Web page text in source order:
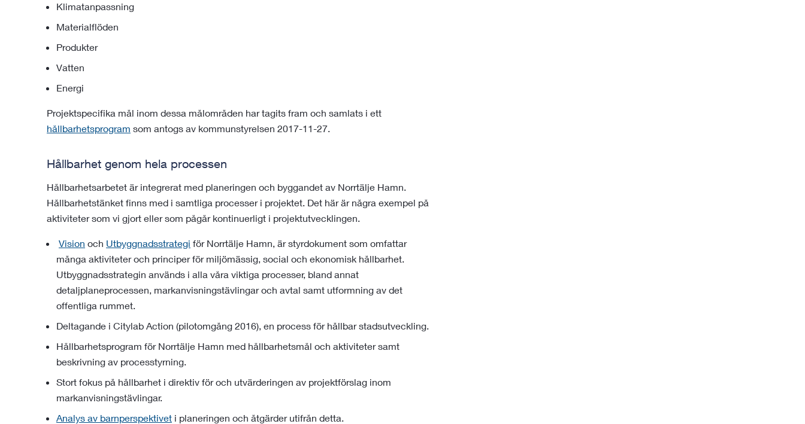
Klimatanpassning
Materialflöden
Produkter
Vatten
Energi
Projektspecifika mål inom dessa målområden har tagits fram och samlats i ett
hållbarhetsprogram som antogs av kommunstyrelsen 2017-11-27.
Hållbarhet genom hela processen
Hållbarhetsarbetet är integrerat med planeringen och byggandet av Norrtälje Hamn.
Hållbarhetstänket finns med i samtliga processer i projektet. Det här är några exempel på
aktiviteter som vi gjort eller som pågår kontinuerligt i projektutvecklingen.
Vision och Utbyggnadsstrategi för Norrtälje Hamn, är styrdokument som omfattar
många aktiviteter och principer för miljömässig, social och ekonomisk hållbarhet.
Utbyggnadsstrategin används i alla våra viktiga processer, bland annat
detaljplaneprocessen, markanvisningstävlingar och avtal samt utformning av det
offentliga rummet.
Deltagande i Citylab Action (pilotomgång 2016), en process för hållbar stadsutveckling.
Hållbarhetsprogram för Norrtälje Hamn med hållbarhetsmål och aktiviteter samt
beskrivning av processtyrning.
Stort fokus på hållbarhet i direktiv för och utvärderingen av projektförslag inom
markanvisningstävlingar.
Analys av barnperspektivet i planeringen och åtgärder utifrån detta.